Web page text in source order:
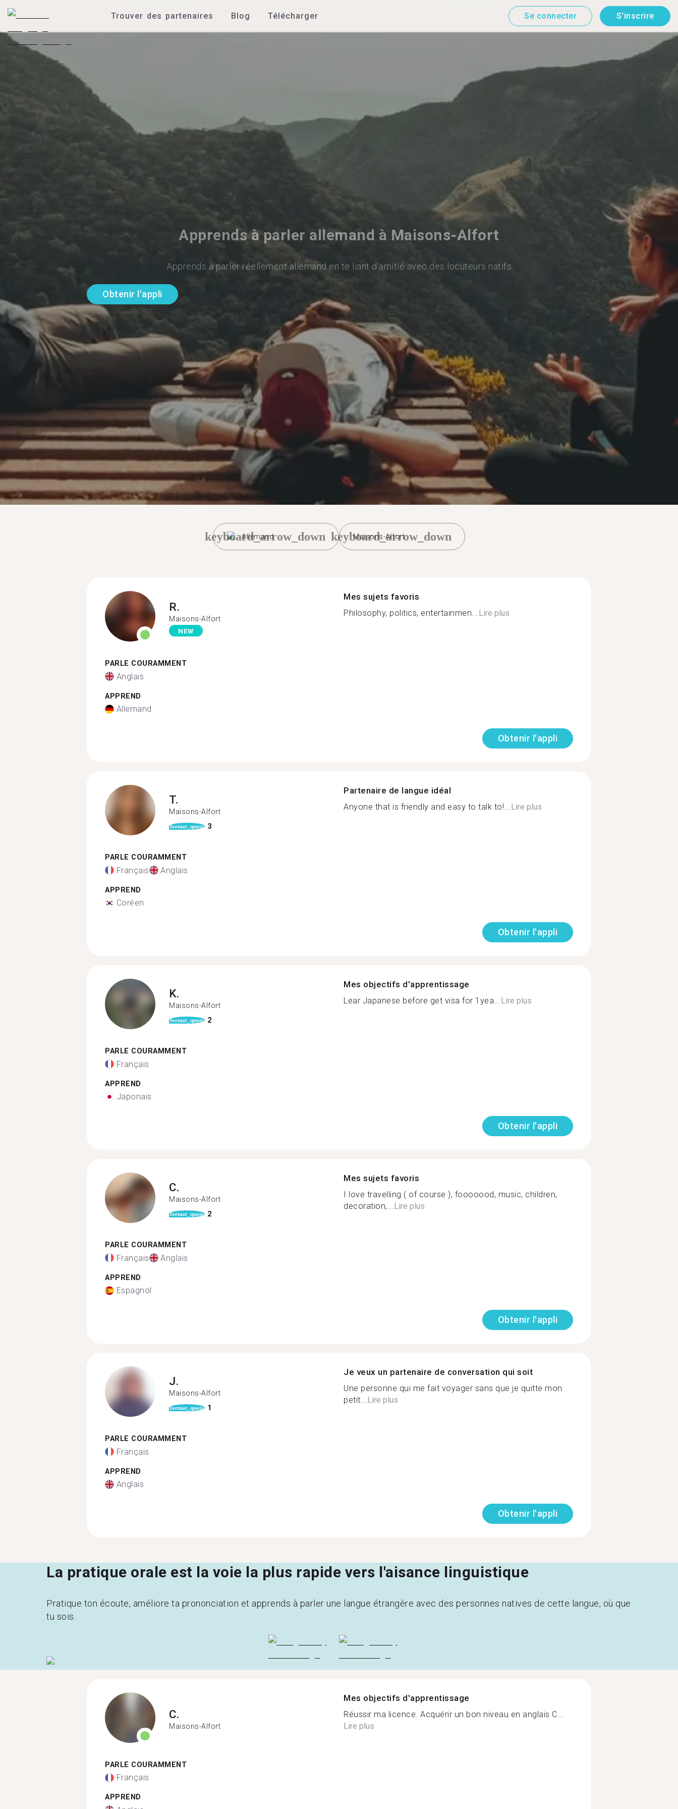
Trouver des partenaires Blog Télécharger Se connecter S'inscrire
Apprends à parler allemand à Maisons-Alfort
Apprends à parler réellement allemand en te liant d'amitié avec des locuteurs natifs
Obtenir l'appli
Allemand
keyboard_arrow_down Maisons-Alfort
keyboard_arrow_down
R.
Maisons-Alfort
NEW
PARLE COURAMMENT
Anglais
APPREND
Allemand
Mes sujets favoris
Philosophy, politics, entertainmen...Lire plus
Obtenir l'appli
T.
Maisons-Alfort
format_quote 3
PARLE COURAMMENT
Français Anglais
APPREND
Coréen
Partenaire de langue idéal
Anyone that is friendly and easy to talk to!...Lire plus
Obtenir l'appli
K.
Maisons-Alfort
format_quote 2
PARLE COURAMMENT
Français
APPREND
Japonais
Mes objectifs d'apprentissage
Lear Japanese before get visa for 1yea...Lire plus
Obtenir l'appli
C.
Maisons-Alfort
format_quote 2
PARLE COURAMMENT
Français Anglais
APPREND
Espagnol
Mes sujets favoris
I love travelling ( of course ), fooooood, music, children,
decoration,...Lire plus
Obtenir l'appli
J.
Maisons-Alfort
format_quote 1
PARLE COURAMMENT
Français
APPREND
Anglais
Je veux un partenaire de conversation qui soit
Une personne qui me fait voyager sans que je quitte mon
petit...Lire plus
Obtenir l'appli
La pratique orale est la voie la plus rapide vers l'aisance linguistique
Pratique ton écoute, améliore ta prononciation et apprends à parler une langue étrangère avec des personnes natives de cette langue, où que
tu sois.
C.
Maisons-Alfort
PARLE COURAMMENT
Français
APPREND
Mes objectifs d'apprentissage
Réussir ma licence. Acquérir un bon niveau en anglais C...
Lire plus